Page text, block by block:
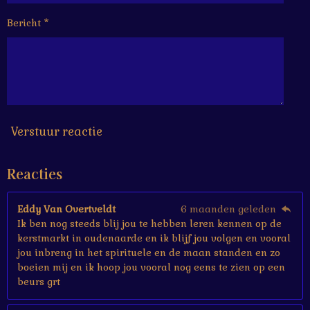
6
s
r
r
Bericht *
Verstuur reactie
Reacties
Eddy Van Overtveldt
6 maanden geleden
Ik ben nog steeds blij jou te hebben leren kennen op de
kerstmarkt in oudenaarde en ik blijf jou volgen en vooral
jou inbreng in het spirituele en de maan standen en zo
boeien mij en ik hoop jou vooral nog eens te zien op een
beurs grt